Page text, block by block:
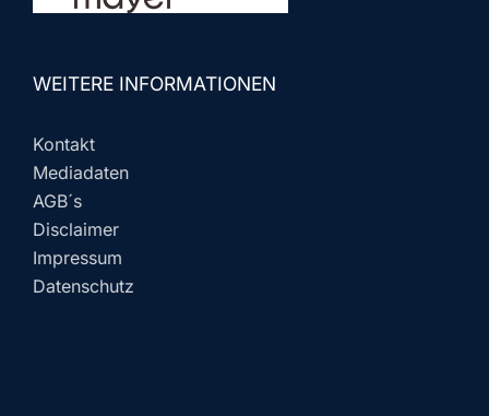
WEITERE INFORMATIONEN
Kontakt
Mediadaten
AGB´s
Disclaimer
Impressum
Datenschutz